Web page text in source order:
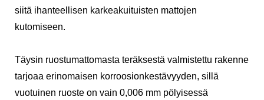
siitä ihanteellisen karkeakuituisten mattojen
kutomiseen.
Täysin ruostumattomasta teräksestä valmistettu rakenne
tarjoaa erinomaisen korroosionkestävyyden, sillä
vuotuinen ruoste on vain 0,006 mm pölyisessä